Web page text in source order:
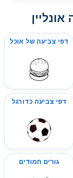
דפי צביעה של אוכל
דפי צביעה כדורגל
גורים חמודים